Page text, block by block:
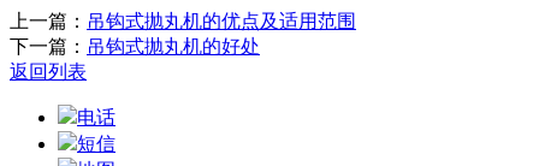
上一篇： 吊钩式抛丸机的优点及适用范围
下一篇： 吊钩式抛丸机的好处
返回列表
电话
短信